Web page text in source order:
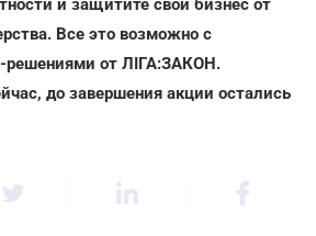
и защитите свой бизнес от
Все это возможно с
от ЛІГА:ЗАКОН.
до завершения акции остались